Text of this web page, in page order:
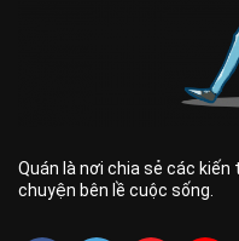
Quán là nơi chia sẻ các
chuyện bên lề cuộc sống.